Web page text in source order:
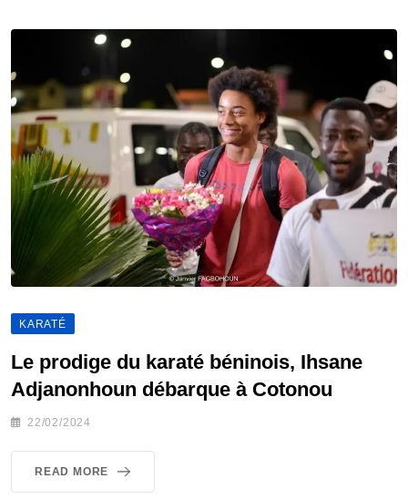
KARATÉ
Le prodige du karaté béninois, Ihsane
Adjanonhoun débarque à Cotonou
22/02/2024
READ MORE